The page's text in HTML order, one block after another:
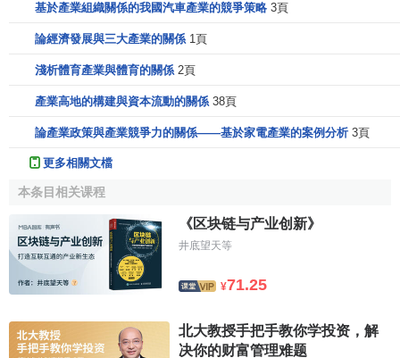
基於產業組織關係的我國汽車產業的競爭策略 3頁
論經濟發展與三大產業的關係 1頁
淺析體育產業與體育的關係 2頁
產業高地的構建與資本流動的關係 38頁
論產業政策與產業競爭力的關係——基於家電產業的案例分析 3頁
更多相關文檔
本条目相关课程
《区块链与产业创新》
井底望天等
¥71.25
北大教授手把手教你学投资，解
决你的财富管理难题